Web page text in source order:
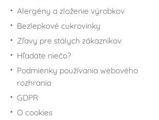
Alergény a zloženie výrobkov
Bezlepkové cukrovinky
Zľavy pre stálych zákazníkov
Hľadáte niečo?
Podmienky používania webového
rozhrania
GDPR
O cookies